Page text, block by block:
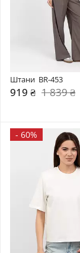
Штани  BR-453
919 ₴ 1 839 ₴
- 60%